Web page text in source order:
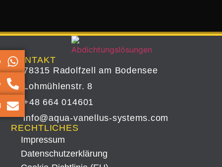
KONTAKT
78315 Radolfzell am Bodensee
Lohmühlenstr. 8
+48 664 014601
info@aqua-vanellus-systems.com
RECHTLICHES
Impressum
Datenschutz­erklärung